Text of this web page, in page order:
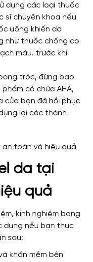
dụng các loại thuốc
sĩ chuyên khoa nếu
uống khiến da
như thuốc chống co
máu. trước khi
tróc, đừng bao
có chứa AHA,
của bạn đã hồi phục
lại các thành
da tại
quả
kinh nghiệm bong
nếu bạn thực
sau:
khăn mềm bên